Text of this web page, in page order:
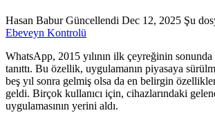
Hasan BaburGüncellendi Dec 12, 2025 Şu
Ebeveyn Kontrolü
WhatsApp, 2015 yılının ilk çeyreğinin
tanıttı. Bu özellik, uygulamanın piyasaya
beş yıl sonra gelmiş olsa da en belirgin
geldi. Birçok kullanıcı için, cihazlarındaki
uygulamasının yerini aldı.